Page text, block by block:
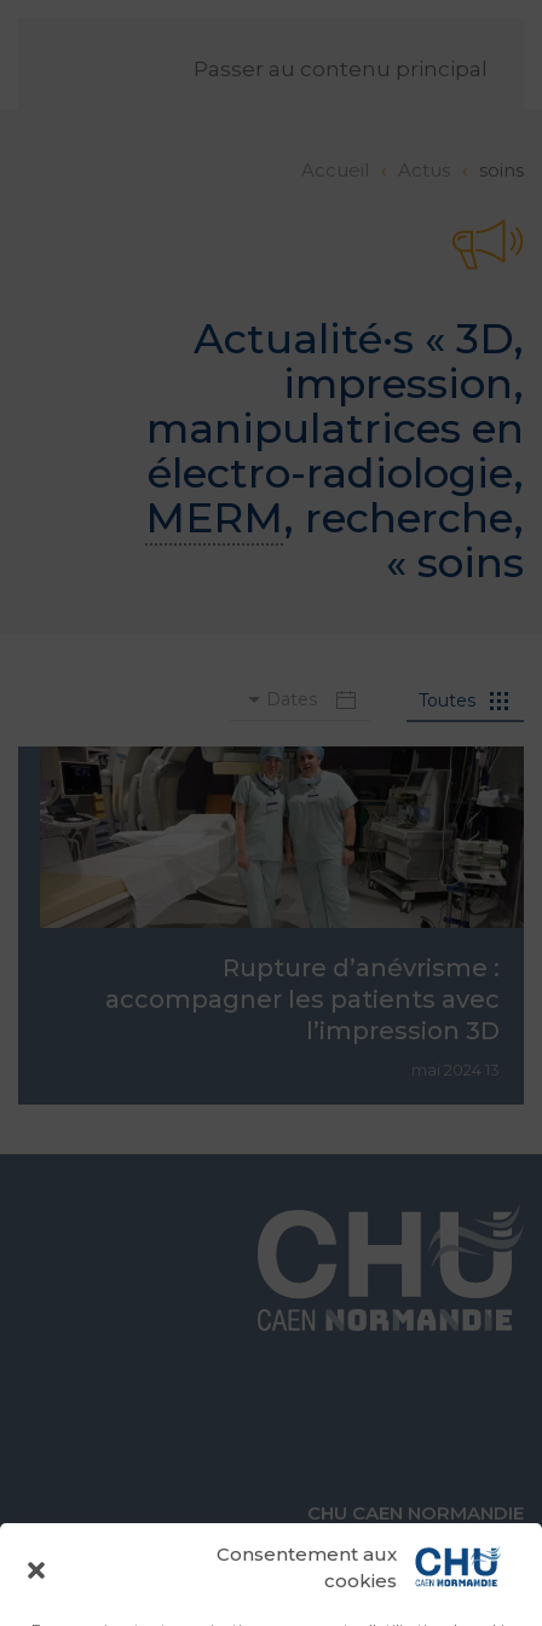
Consentement aux
cookies
Passer au contenu principal
Accueil Actus soins
Actualité·s « 3D,
impression,
manipulatrices en
électro-radiologie,
MERM, recherche,
soins
»
Toutes
Dates
Rupture d’anévrisme :
accompagner les patients avec
l’impression 3D
13 mai 2024
CHU CAEN NORMANDIE
14000 Caen